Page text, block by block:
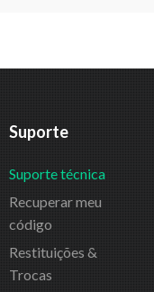
Suporte
Suporte técnica
Recuperar meu
código
Restituições &
Trocas